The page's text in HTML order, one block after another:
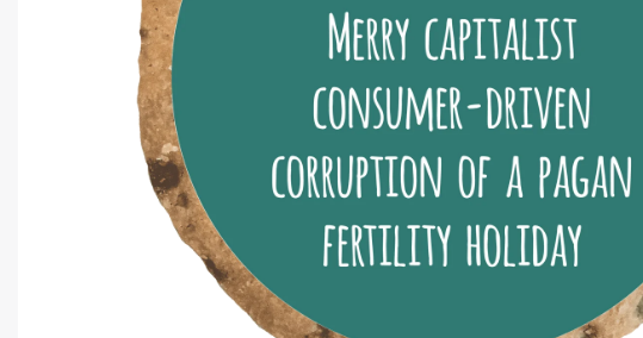
Platz für Plätzchen: 5 Fakten zu
Weihnachtsgebäck
MotivKEKS-